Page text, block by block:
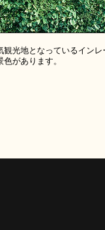
光地となっているインレ
があります。